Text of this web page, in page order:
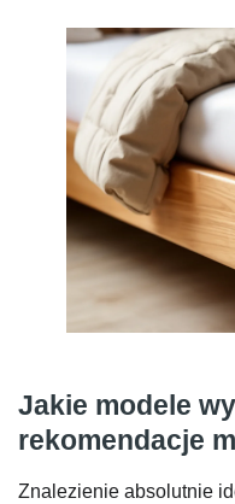
Jakie modele
rekomendacje
Znalezienie absolutnie